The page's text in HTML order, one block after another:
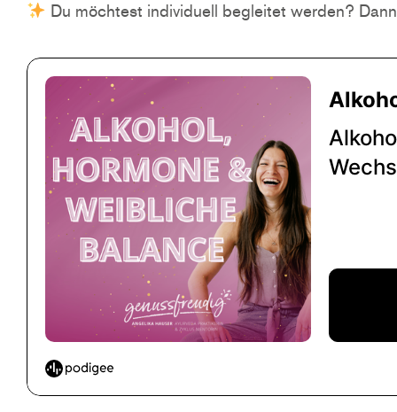
Du möchtest individuell begleitet werden?